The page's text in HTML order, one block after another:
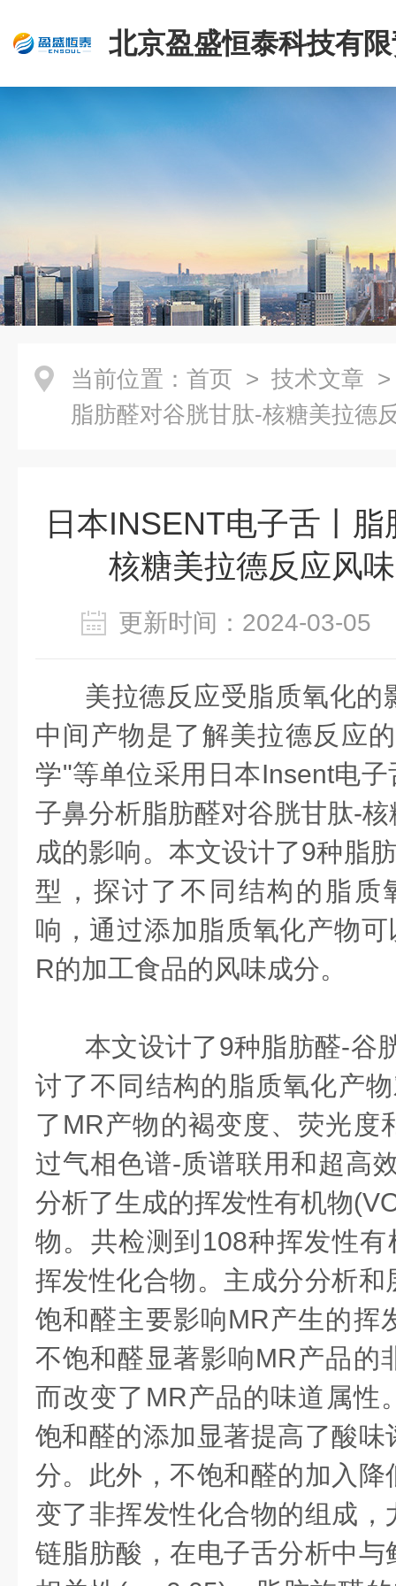
北京盈盛恒泰科技有
司
当前位置： 首页 > 技术文章
脂肪醛对谷胱甘肽-核糖美拉德
日本INSENT电子舌丨
核糖美拉德反应风
更新时间：2024-03-
美拉德反应受脂质氧化的
中间产物是了解美拉德反应
学"等单位采用日本Insent电
子鼻分析脂肪醛对谷胱甘肽-
成的影响。本文设计了9种脂
型，探讨了不同结构的脂质
响，通过添加脂质氧化产物
R的加工食品的风味成分。
本文设计了9种脂肪醛-谷
讨了不同结构的脂质氧化产
了MR产物的褐变度、荧光度
过气相色谱-质谱联用和超高
分析了生成的挥发性有机物
物。共检测到108种挥发性
挥发性化合物。主成分分析
饱和醛主要影响MR产生的挥
不饱和醛显著影响MR产品的
而改变了MR产品的味道属性
饱和醛的添加显著提高了酸
分。此外，不饱和醛的加入
变了非挥发性化合物的组成
链脂肪酸，在电子舌分析中